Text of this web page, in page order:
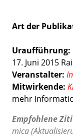
Art der
Uraufführung:
17. Juni 2015
Veranstalter:
Mitwirkende:
mehr
Empfohlene
mica